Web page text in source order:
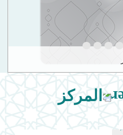
2
3
4
5
المركز